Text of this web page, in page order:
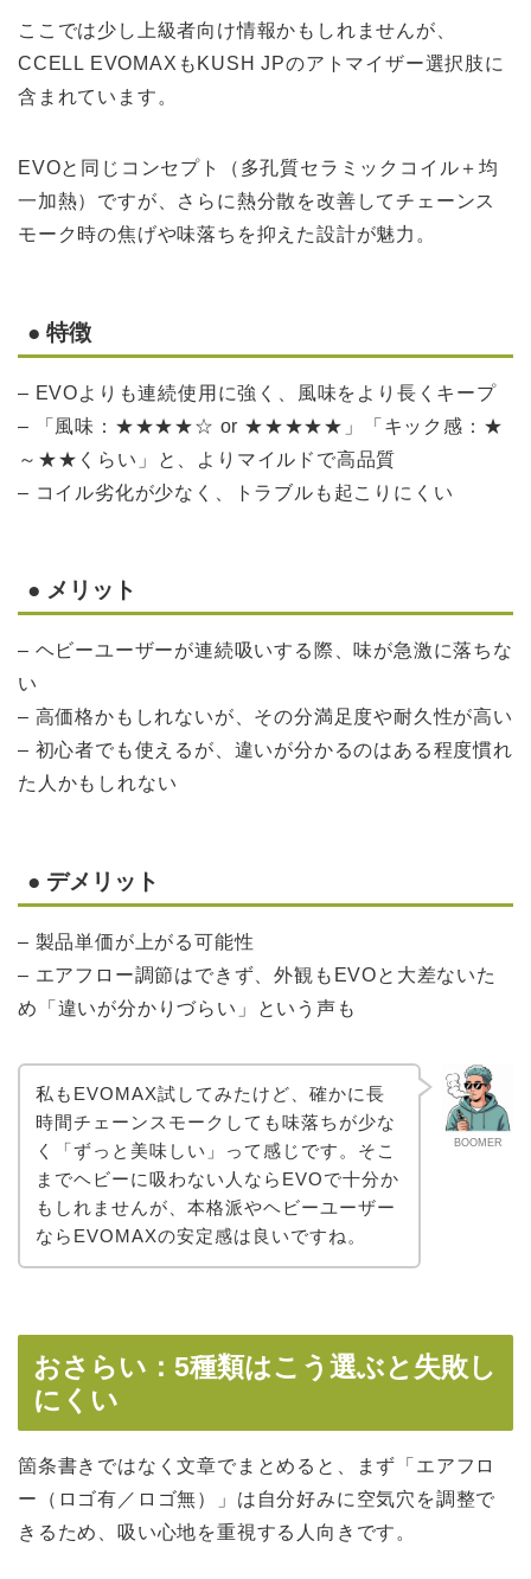
ここでは少し上級者向け情報かもしれませんが、
CCELL EVOMAXもKUSH JPのアトマイザー選択肢に
含まれています。
EVOと同じコンセプト（多孔質セラミックコイル＋均
一加熱）ですが、さらに熱分散を改善してチェーンス
モーク時の焦げや味落ちを抑えた設計が魅力。
● 特徴
– EVOよりも連続使用に強く、風味をより長くキープ
– 「風味：★★★★☆ or ★★★★★」「キック感：★
～★★くらい」と、よりマイルドで高品質
– コイル劣化が少なく、トラブルも起こりにくい
● メリット
– ヘビーユーザーが連続吸いする際、味が急激に落ちな
い
– 高価格かもしれないが、その分満足度や耐久性が高い
– 初心者でも使えるが、違いが分かるのはある程度慣れ
た人かもしれない
● デメリット
– 製品単価が上がる可能性
– エアフロー調節はできず、外観もEVOと大差ないた
め「違いが分かりづらい」という声も
BOOMER
私もEVOMAX試してみたけど、確かに長
時間チェーンスモークしても味落ちが少な
く「ずっと美味しい」って感じです。そこ
までヘビーに吸わない人ならEVOで十分か
もしれませんが、本格派やヘビーユーザー
ならEVOMAXの安定感は良いですね。
おさらい：5種類はこう選ぶと失敗し
にくい
箇条書きではなく文章でまとめると、まず「エアフロ
ー（ロゴ有／ロゴ無）」は自分好みに空気穴を調整で
きるため、吸い心地を重視する人向きです。